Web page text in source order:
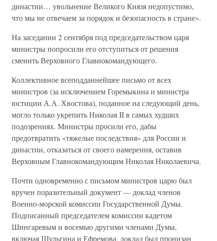
династии… увольнение Великого Князя недопустимо,
что мы не отвечаем за порядок и безопасность в стране».
На заседании 2 сентября под председательством царя
министры попросили его отступиться от решения
сменить Верховного Главнокомандующего.
Коллективное всеподданнейшее письмо от всех
министров (за исключением Горемыкина и министра
юстиции А.А. Хвостова), поданное на следующий день,
могло только укрепить Николая II в самых худших
подозрениях. Министры просили его, дабы
предотвратить «тяжелые последствия» для России и
династии, отказаться от своего намерения, оставив
Верховным Главнокомандующим Николая Николаевича.
Почти одновременно с письмом министров царю был
вручен поразительный документ — доклад членов
Военно-морской комиссии Государственной Думы.
Подписанный председателем комиссии кадетом
Шингаревым и восемью другими членами Думы,
включая Шульгина и Ефремова, доклад был пронизан